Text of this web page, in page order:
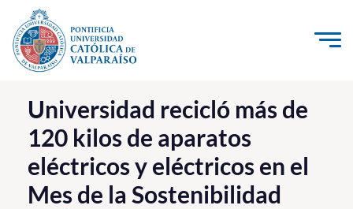
Click acá para ir directamente al contenido
La Universidad
Investigación, Creación e Innovación
PUCV Internacional
Vinculación con el Medio
Universidad recicló más de
120 kilos de aparatos
eléctricos y eléctricos en el
Mes de la Sostenibilidad